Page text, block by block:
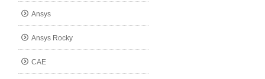
Ansys
Ansys Rocky
CAE